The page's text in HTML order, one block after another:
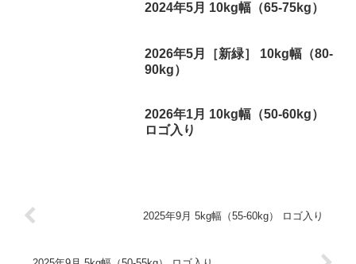
2024年5月 10kg幅（65-75kg）
2026年5月［新緑］ 10kg幅（80-
90kg）
2026年1月 10kg幅（50-60kg）
ロゴ入り
2025年9月 5kg幅（55-60kg） ロゴ入り